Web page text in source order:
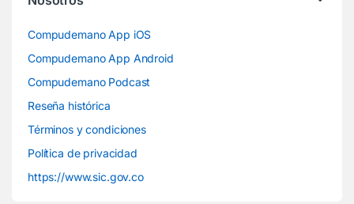
Compudemano App iOS
Compudemano App Android
Compudemano Podcast
Reseña histórica
Términos y condiciones
Política de privacidad
https://www.sic.gov.co